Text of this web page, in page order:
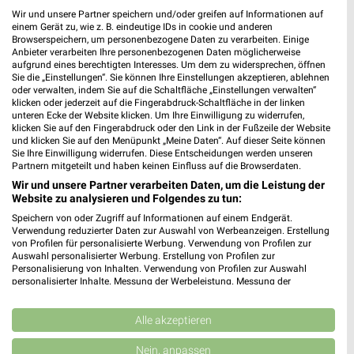
MEHR PROSPEKTE
weekli - Prospekte & Angebote App
Alle REWE Angebote immer griffbereit – mit der kostenlosen
weekli App für iOS & Android.
✔Folge deinem Lieblingshändler
Push-Benachrichtigungen bei neuen Prospekten
✔Einkaufsliste - Einkauf stressfrei planen
Wir und unsere Partner speichern und/oder greifen auf Informationen auf
einem Gerät zu, wie z. B. eindeutige IDs in cookie und anderen
Browserspeichern, um personenbezogene Daten zu verarbeiten. Einige
Anbieter verarbeiten Ihre personenbezogenen Daten möglicherweise
aufgrund eines berechtigten Interesses. Um dem zu widersprechen, öffnen
Sie die „Einstellungen“. Sie können Ihre Einstellungen akzeptieren, ablehnen
oder verwalten, indem Sie auf die Schaltfläche „Einstellungen verwalten“
klicken oder jederzeit auf die Fingerabdruck-Schaltfläche in der linken
unteren Ecke der Website klicken. Um Ihre Einwilligung zu widerrufen,
klicken Sie auf den Fingerabdruck oder den Link in der Fußzeile der Website
und klicken Sie auf den Menüpunkt „Meine Daten“. Auf dieser Seite können
Sie Ihre Einwilligung widerrufen. Diese Entscheidungen werden unseren
Partnern mitgeteilt und haben keinen Einfluss auf die Browserdaten.
Wir und unsere Partner verarbeiten Daten, um die Leistung der
Website zu analysieren und Folgendes zu tun:
Speichern von oder Zugriff auf Informationen auf einem Endgerät.
Verwendung reduzierter Daten zur Auswahl von Werbeanzeigen. Erstellung
von Profilen für personalisierte Werbung. Verwendung von Profilen zur
Auswahl personalisierter Werbung. Erstellung von Profilen zur
Personalisierung von Inhalten. Verwendung von Profilen zur Auswahl
personalisierter Inhalte. Messung der Werbeleistung. Messung der
Kombinationen von Daten aus verschiedenen Quellen. Entwicklung und
Verbesserung der Angebote. Verwendung reduzierter Daten zur Auswahl
von Inhalten.
Daten können außerhalb der Europäischen Union weitergegeben und in die
Alle akzeptieren
Nein, anpassen